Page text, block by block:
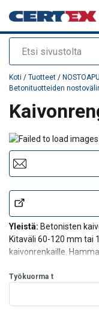
Etsi
Tuote lisätty
Koti / Tuotteet /
Betonituotteiden
Yleistä: Betonisten
Kitaväli 60-120 mm tai
kaivonrenkaille.
kettinkiraksin pituus 1,6
Työkuorma t